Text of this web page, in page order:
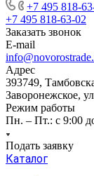
+7 495 818-
+7 495 818-63-02
Заказать звонок
E-mail
Адрес
393749,
Заворонежское,
Режим работы
Пн. – Пт.: с 9:00
Подать заявку
Каталог